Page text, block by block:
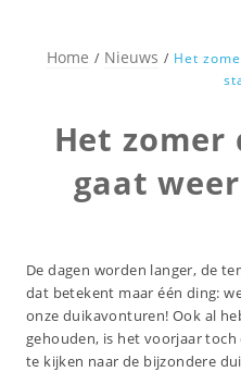
Home Nieuws
Het
Het zomer
gaat
De dagen worden langer, de
dat betekent maar één ding:
onze duikavonturen! Ook al
gehouden, is het voorjaar
te kijken naar de bijzondere